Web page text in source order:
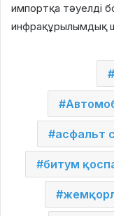
импортқа тәуелді
инфрақұрылымдық
асфальт
битум